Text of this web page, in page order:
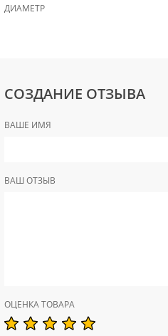
ДИАМЕТР
СОЗДАНИЕ ОТЗЫВА
ВАШЕ ИМЯ
ВАШ ОТЗЫВ
ОЦЕНКА ТОВАРА